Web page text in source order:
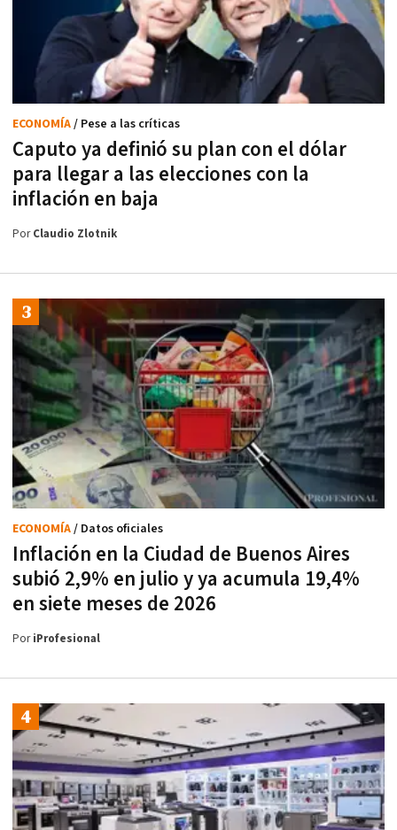
Caputo ya definió su plan con el dólar
para llegar a las elecciones con la
inflación en baja
ECONOMÍA/ Pese a las críticas
PorClaudio Zlotnik
Inflación en la Ciudad de Buenos Aires
subió 2,9% en julio y ya acumula 19,4%
en siete meses de 2026
ECONOMÍA/ Datos oficiales
PoriProfesional